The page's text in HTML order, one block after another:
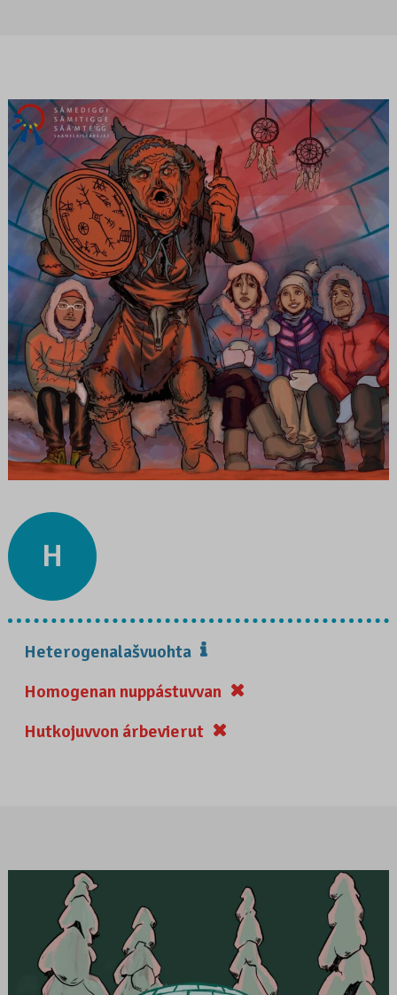
H
Heterogenalašvuohta
Homogenan nuppástuvvan
Hutkojuvvon árbevierut